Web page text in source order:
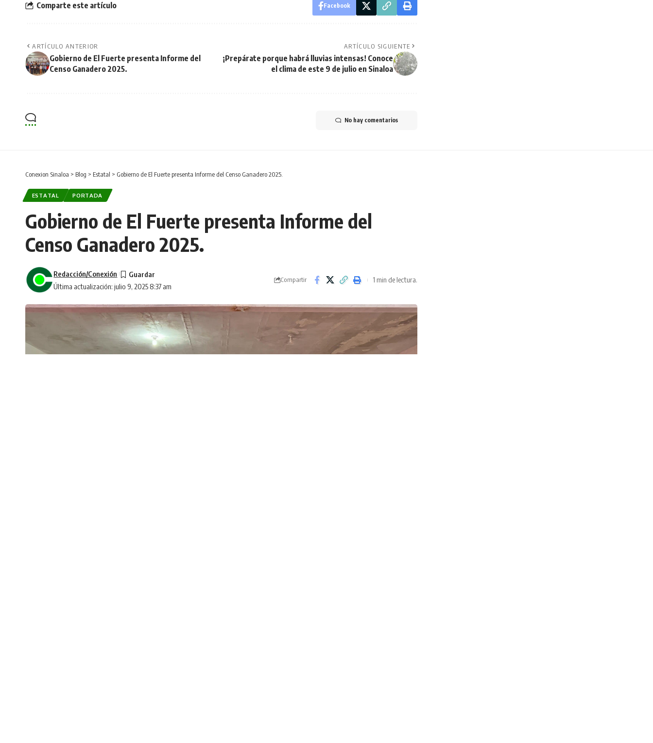
Comparte este artículo Facebook
ARTÍCULO ANTERIOR
Gobierno de El Fuerte presenta Informe del
Censo Ganadero 2025.
ARTÍCULO SIGUIENTE
¡Prepárate porque habrá lluvias intensas! Conoce
el clima de este 9 de julio en Sinaloa
No hay comentarios
Conexion Sinaloa > Blog > Estatal > Gobierno de El Fuerte presenta Informe del Censo Ganadero 2025.
ESTATAL PORTADA
Gobierno de El Fuerte presenta Informe del
Censo Ganadero 2025.
Última actualización: julio 9, 2025 8:37 am
Redacción/Conexión
Compartir 1 min de lectura.